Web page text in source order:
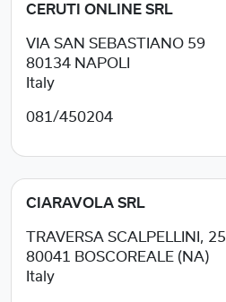
CERUTI ONLINE SRL
VIA SAN SEBASTIANO 59
80134 NAPOLI
Italy
081/450204
CIARAVOLA SRL
TRAVERSA SCALPELLINI, 25
80041
BOSCOREALE (NA)
Italy